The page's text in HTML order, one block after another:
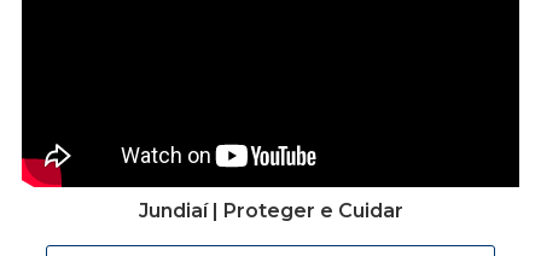
Jundiaí | Proteger e Cuidar